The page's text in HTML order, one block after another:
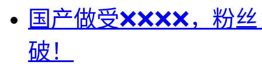
国产做受❌❌❌❌，粉
破！